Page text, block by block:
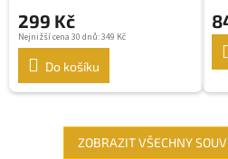
299 Kč
Nejnižší cena 30 dnů: 349 Kč
Do košíku
ZOBRAZIT VŠECHNY